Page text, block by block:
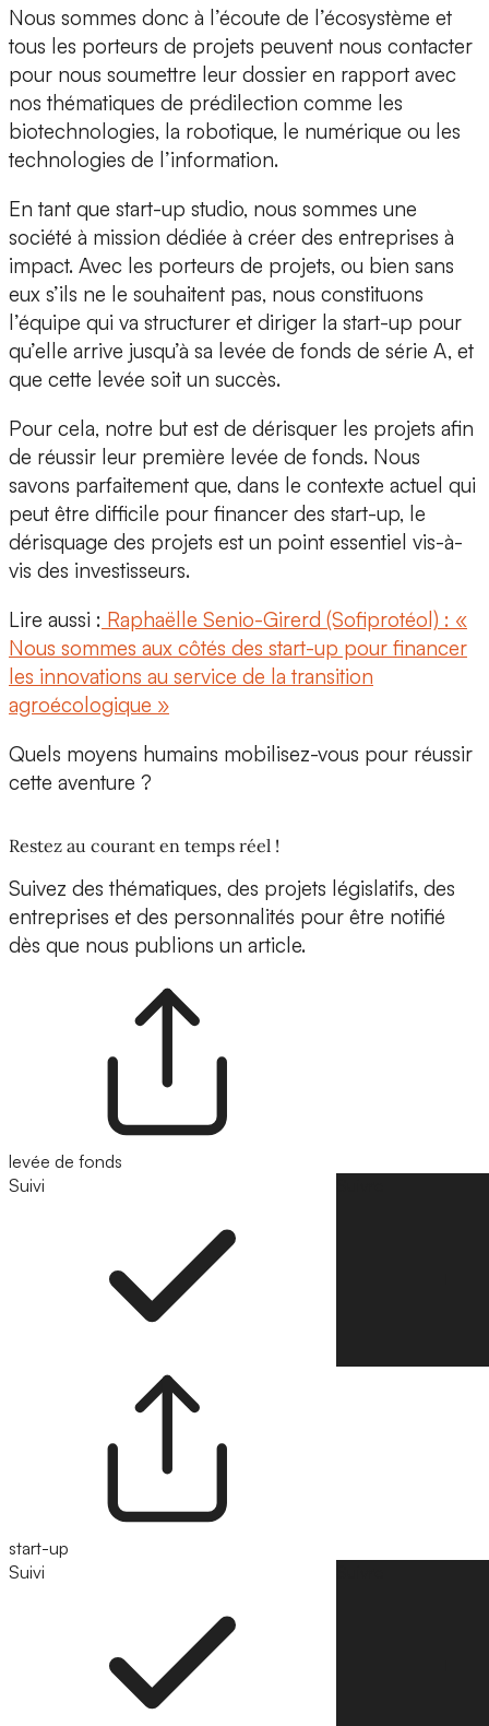
Nous sommes donc à l’écoute de l’écosystème et
tous les porteurs de projets peuvent nous contacter
pour nous soumettre leur dossier en rapport avec
nos thématiques de prédilection comme les
biotechnologies, la robotique, le numérique ou les
technologies de l’information.
En tant que start-up studio, nous sommes une
société à mission dédiée à créer des entreprises à
impact. Avec les porteurs de projets, ou bien sans
eux s’ils ne le souhaitent pas, nous constituons
l’équipe qui va structurer et diriger la start-up pour
qu’elle arrive jusqu’à sa levée de fonds de série A, et
que cette levée soit un succès.
Pour cela, notre but est de dérisquer les projets afin
de réussir leur première levée de fonds. Nous
savons parfaitement que, dans le contexte actuel qui
peut être difficile pour financer des start-up, le
dérisquage des projets est un point essentiel vis-à-
vis des investisseurs.
Lire aussi : Raphaëlle Senio-Girerd (Sofiprotéol) : «
Nous sommes aux côtés des start-up pour financer
les innovations au service de la transition
agroécologique »
Quels moyens humains mobilisez-vous pour réussir
cette aventure ?
Restez au courant en temps réel !
Suivez des thématiques, des projets législatifs, des
entreprises et des personnalités pour être notifié
dès que nous publions un article.
levée de fonds
Suivi
start-up
Suivi